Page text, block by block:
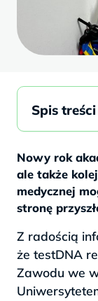
Nowy rok
ale także
medycznej
stronę
Z radością
że testDNA
Zawodu we
Spis treści